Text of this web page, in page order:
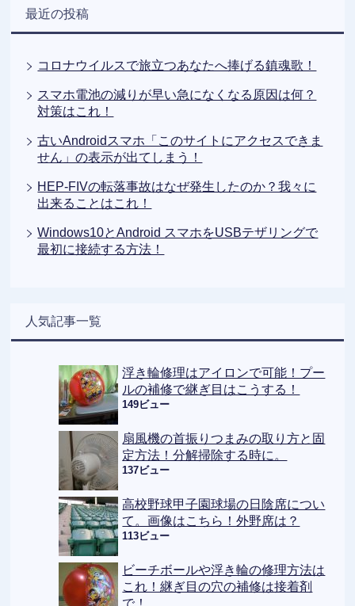
最近の投稿
コロナウイルスで旅立つあなたへ捧げる鎮魂歌！
スマホ電池の減りが早い急になくなる原因は何？
対策はこれ！
古いAndroidスマホ「このサイトにアクセスできま
せん」の表示が出てしまう！
HEP-FIVの転落事故はなぜ発生したのか？我々に
出来ることはこれ！
Windows10とAndroid スマホをUSBテザリングで
最初に接続する方法！
人気記事一覧
浮き輪修理はアイロンで可能！プー
ルの補修で継ぎ目はこうする！
149ビュー
扇風機の首振りつまみの取り方と固
定方法！分解掃除する時に。
137ビュー
高校野球甲子園球場の日陰席につい
て。画像はこちら！外野席は？
113ビュー
ビーチボールや浮き輪の修理方法は
これ！継ぎ目の穴の補修は接着剤